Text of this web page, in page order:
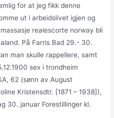
for at jeg fikk denne
ut i arbeidslivet igjen og
realescorte norway bli
På Farris Bad 29.- 30.
man skulle rappellere, samt
sex i trondheim
62 (sønn av August
Kristensdtr. [1871 – 1938]),
30. januar Forestillinger kl.